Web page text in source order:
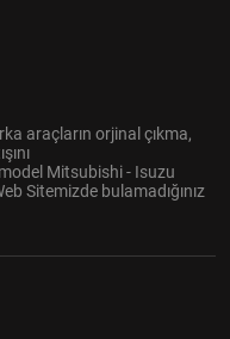
araçların orjinal çıkma,
Mitsubishi - Isuzu
Sitemizde bulamadığınız